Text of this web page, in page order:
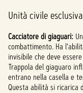
Unità civile esclusiva
Cacciatore di giaguari:
combattimento. Ha
invisibile che deve
Trappola del giaguaro
entrano nella casella e
Questa abilità si ricarica